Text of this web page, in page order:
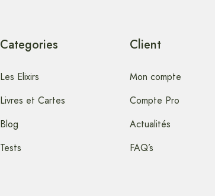
Categories
Les Elixirs
Livres et Cartes
Blog
Tests
Client
Mon compte
Compte Pro
Actualités
FAQ’s